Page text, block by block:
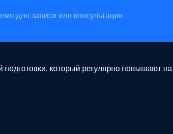
для записи или консультации
который регулярно повышают